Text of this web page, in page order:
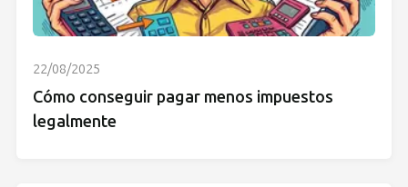
22/08/2025
Cómo conseguir pagar menos impuestos
legalmente